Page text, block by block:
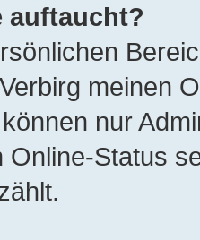
auftaucht?
meinen
nur
Online-Status